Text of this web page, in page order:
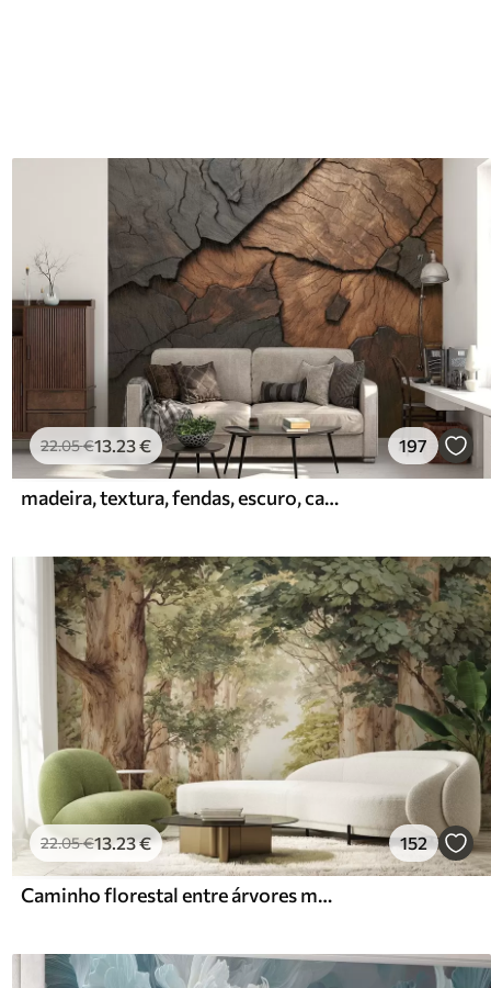
22.05€13.23€ 197
madeira, textura, fendas, escuro, casca, superfície
22.05€13.23€ 152
Caminho florestal entre árvores majestosas em estilo aquarela